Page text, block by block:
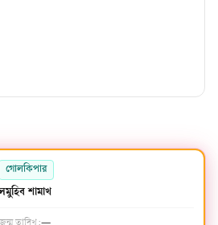
গোলকিপার
শামাখ